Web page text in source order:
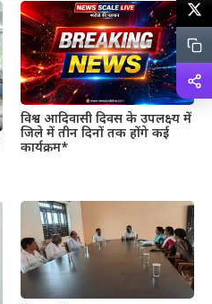
विश्व आदिवासी दिवस के उपलक्ष्य में
जिले में तीन दिनों तक होंगे कई
कार्यक्रम*